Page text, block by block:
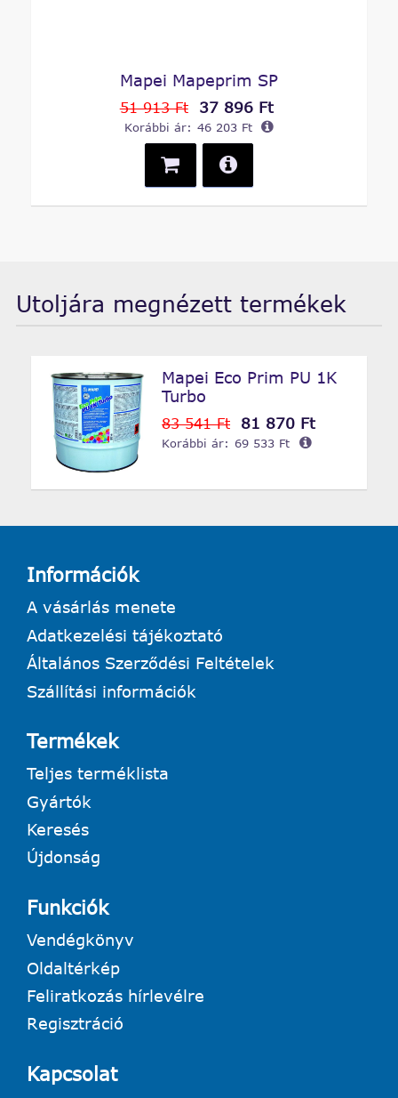
Mapei Mapeprim SP
51 913 Ft 37 896 Ft
Korábbi ár: 46 203 Ft
Utoljára megnézett termékek
Mapei Eco Prim PU 1K
Turbo
83 541 Ft 81 870 Ft
Korábbi ár: 69 533 Ft
Információk
A vásárlás menete
Adatkezelési tájékoztató
Általános Szerződési Feltételek
Szállítási információk
Termékek
Teljes terméklista
Gyártók
Keresés
Újdonság
Funkciók
Vendégkönyv
Oldaltérkép
Feliratkozás hírlevélre
Regisztráció
Kapcsolat